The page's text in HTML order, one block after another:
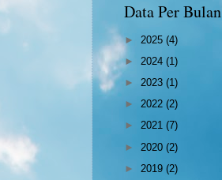
Data Per Bulan
► 2025 (4)
► 2024 (1)
► 2023 (1)
► 2022 (2)
► 2021 (7)
► 2020 (2)
► 2019 (2)